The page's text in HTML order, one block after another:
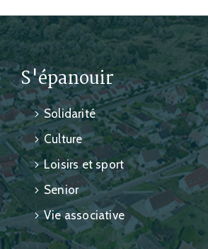
S'épanouir
Solidarité
Culture
Loisirs et sport
Senior
Vie associative